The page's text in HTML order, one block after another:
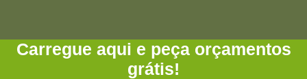
Carregue aqui e peça orçamentos
grátis!